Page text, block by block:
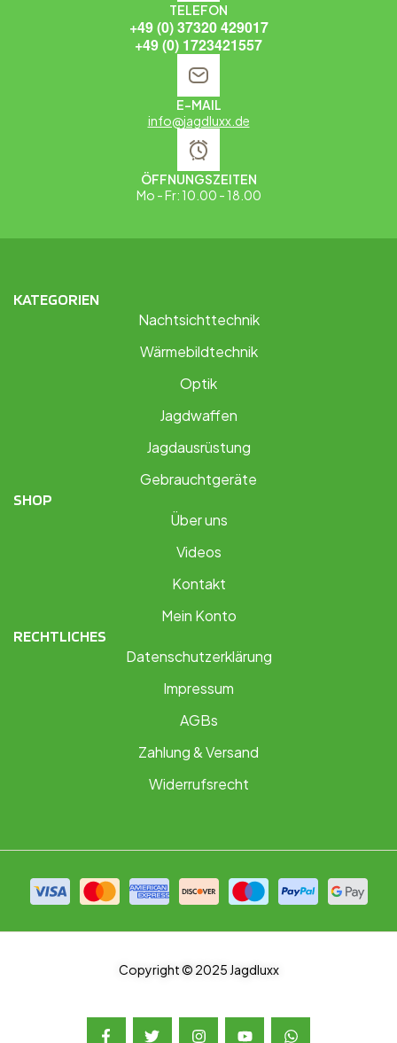
TELEFON
+49 (0) 37320 429017
+49 (0) 1723421557
E-MAIL
info@jagdluxx.de
ÖFFNUNGSZEITEN
Mo - Fr: 10.00 - 18.00
KATEGORIEN
Nachtsichttechnik
Wärmebildtechnik
Optik
Jagdwaffen
Jagdausrüstung
Gebrauchtgeräte
SHOP
Über uns
Videos
Kontakt
Mein Konto
RECHTLICHES
Datenschutzerklärung
Impressum
AGBs
Zahlung & Versand
Widerrufsrecht
Copyright © 2025 Jagdluxx